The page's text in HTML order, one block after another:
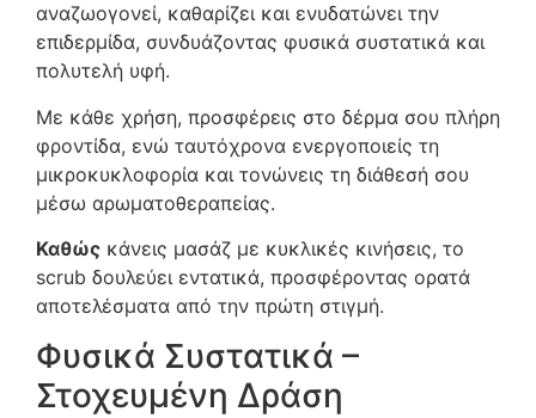
αναζωογονεί, καθαρίζει και ενυδατώνει την
επιδερμίδα, συνδυάζοντας φυσικά συστατικά και
πολυτελή υφή.
Με κάθε χρήση, προσφέρεις στο δέρμα σου πλήρη
φροντίδα, ενώ ταυτόχρονα ενεργοποιείς τη
μικροκυκλοφορία και τονώνεις τη διάθεσή σου
μέσω αρωματοθεραπείας.
Καθώς κάνεις μασάζ με κυκλικές κινήσεις, το
scrub δουλεύει εντατικά, προσφέροντας ορατά
αποτελέσματα από την πρώτη στιγμή.
Φυσικά Συστατικά –
Στοχευμένη Δράση